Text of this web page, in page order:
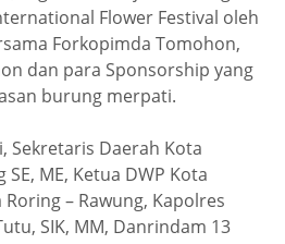
Flower Festival oleh
Forkopimda Tomohon,
dan para Sponsorship yang
burung merpati.
Sekretaris Daerah Kota
ME, Ketua DWP Kota
– Rawung, Kapolres
SIK, MM, Danrindam 13